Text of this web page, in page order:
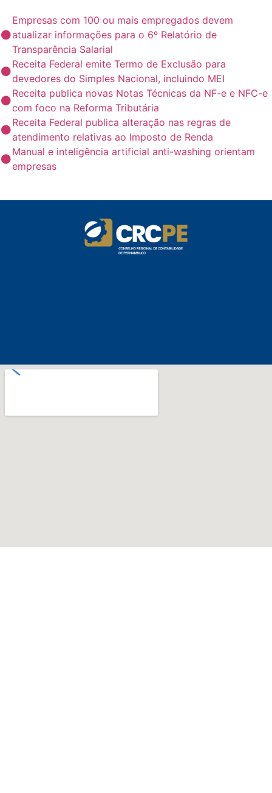
Empresas com 100 ou mais empregados devem
atualizar informações para o 6º Relatório de
Transparência Salarial
Receita Federal emite Termo de Exclusão para
devedores do Simples Nacional, incluindo MEI
Receita publica novas Notas Técnicas da NF-e e NFC-e
com foco na Reforma Tributária
Receita Federal publica alteração nas regras de
atendimento relativas ao Imposto de Renda
Manual e inteligência artificial anti-washing orientam
empresas